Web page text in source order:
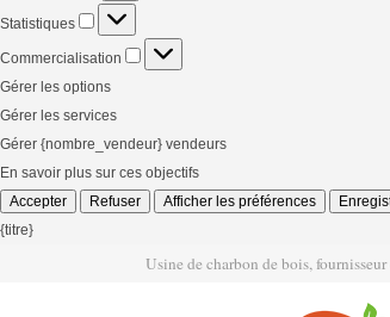
Statistiques Statistiques
Commercialisation Commercialisation
Gérer les options
Gérer les services
Gérer {nombre_vendeur} vendeurs
En savoir plus sur ces objectifs
Accepter
Refuser Afficher les préférences
{titre}
Usine de charbon de bois,